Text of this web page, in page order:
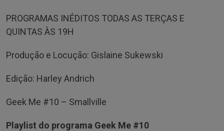
PROGRAMAS INÉDITOS TODAS AS TERÇAS E
QUINTAS ÀS 19H
Produção e Locução: Gislaine Sukewski
Edição: Harley Andrich
Geek Me #10 – Smallville
Playlist do programa Geek Me #10